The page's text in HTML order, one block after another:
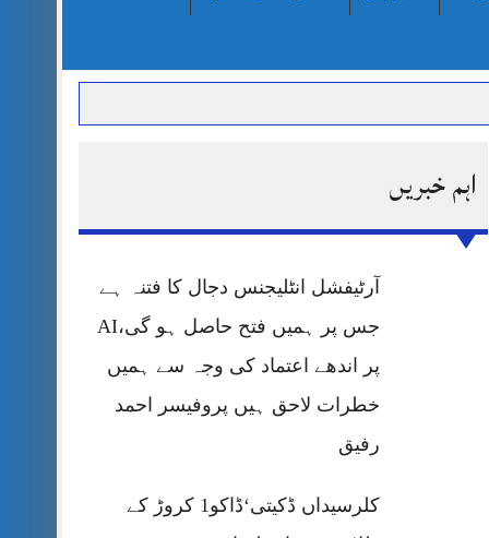
پر قربان
اہم خبریں
آرٹیفشل انٹلیجنس دجال کا فتنہ ہے
جس پر ہمیں فتح حاصل ہو گی،AI
پر اندھے اعتماد کی وجہ سے ہمیں
خطرات لاحق ہیں پروفیسر احمد
رفیق
کلرسیداں ڈکیتی‘ڈاکو1 کروڑ کے